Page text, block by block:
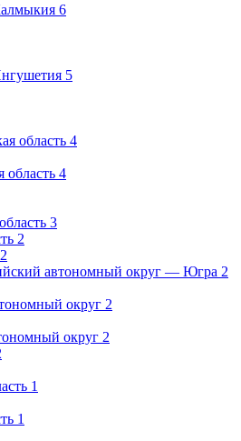
6
5
область 4
область 4
3
2
2
автономный округ — Югра 2
округ 2
округ 2
1
1